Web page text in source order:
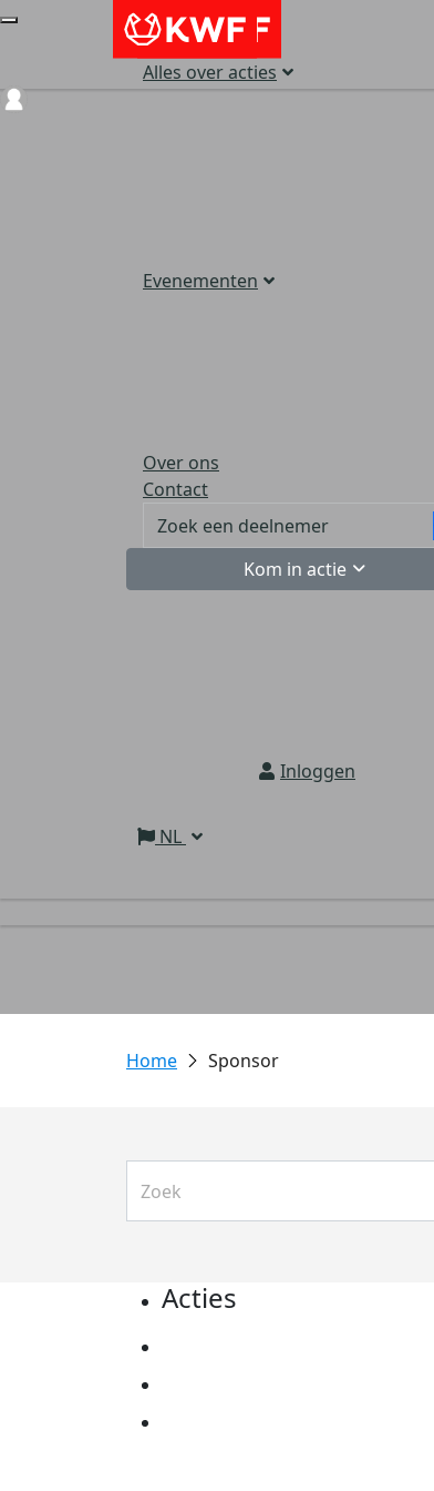
Alles over acties
Evenementen
Over ons
Contact
Kom in actie
Inloggen
NL
Sponsor
Acties